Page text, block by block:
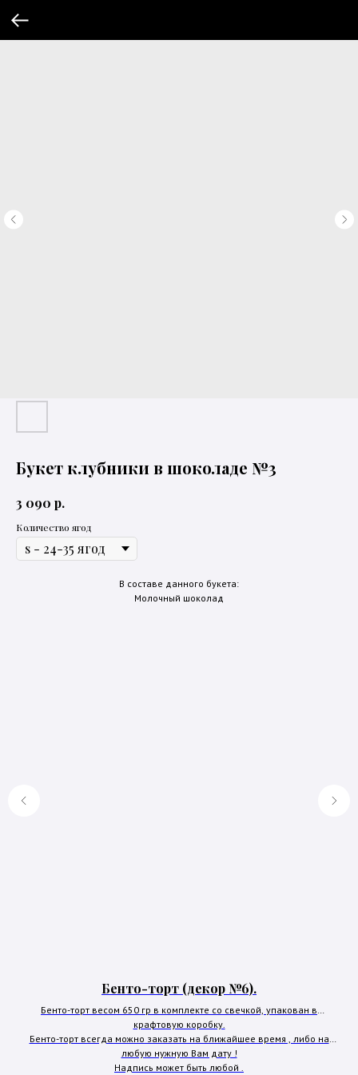
Букет клубники в шоколаде №3
3 090 р.
Количество ягод
В составе данного букета:
Молочный шоколад
Бенто-торт (декор №6).
Бенто-торт весом 650 гр в комплекте со свечкой, упакован в
крафтовую коробку.
Бенто-торт всегда можно заказать на ближайшее время , либо на
любую нужную Вам дату !
Надпись может быть любой .